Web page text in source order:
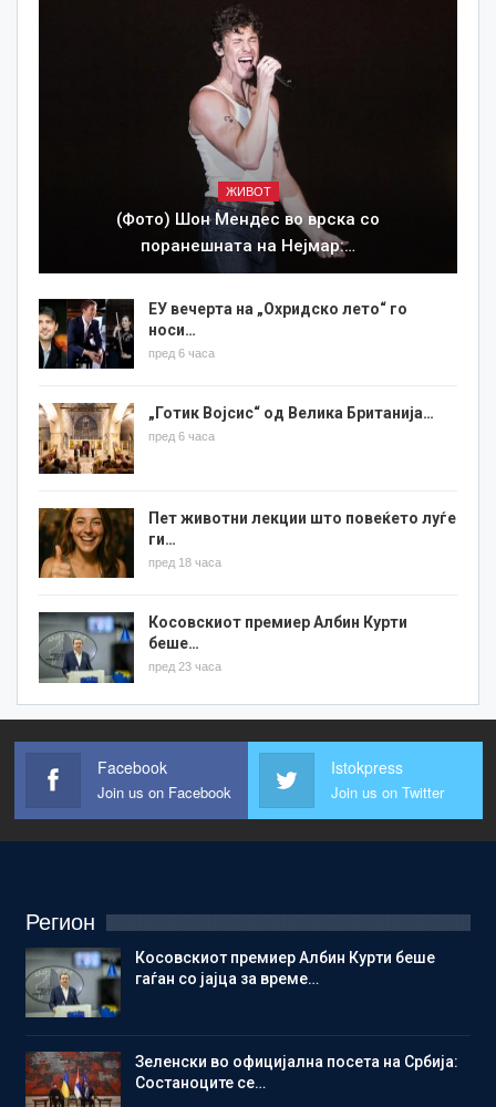
ЖИВОТ
(Фото) Шон Мендес во врска со
поранешната на Нејмар:…
ЕУ вечерта на „Охридско лето“ го
носи…
пред 6 часа
„Готик Војсис“ од Велика Британија…
пред 6 часа
Пет животни лекции што повеќето луѓе
ги…
пред 18 часа
Косовскиот премиер Албин Курти
беше…
пред 23 часа
Facebook
Join us on Facebook
Istokpress
Join us on Twitter
Регион
Косовскиот премиер Албин Курти беше
гаѓан со јајца за време…
Зеленски во официјална посета на Србија:
Состаноците се…